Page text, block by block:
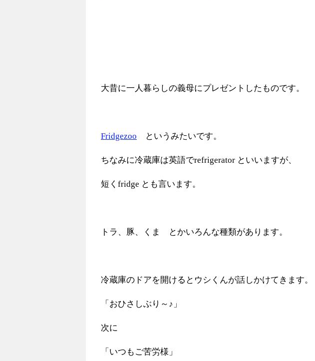
大昔に一人暮らしの義母にプレゼントしたものです。
Fridgezoo というみたいです。
ちなみに冷蔵庫は英語でrefrigerator といいますが、
短くfridge とも言います。
トラ、豚、くま とかいろんな種類があります。
冷蔵庫のドアを開けるとウシくんが話しかけてきます。
「おひさしぶり～♪」
次に
「いつもご苦労様」